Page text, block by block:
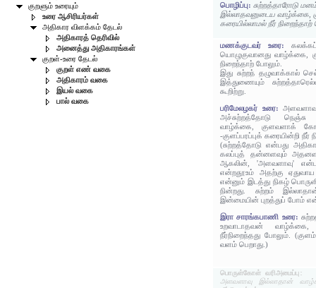
குறளும் உரையும்
உரை ஆசிரியர்கள்
அதிகார விளக்கம் தேடல்
அதிகாரத் தெரிவில்
அனைத்து அதிகாரங்கள்
குறள்-உரை தேடல்
குறள் எண் வகை
அதிகாரம் வகை
இயல் வகை
பால் வகை
பொழிப்பு: சுற்றத்தாரோடு
இல்லாதவனுடைய வாழ்க்கை,
கரையில்லாமல் நீர் நிறைந்தாற்
மணக்குடவர் உரை:
யொழுகுவானது வாழ்க்கை,
நிறைந்தாற் போலும்.
இது சுற்றந் தழுவாக்கால்
இத்துணையும்
கூறிற்று.
பரிமேலழகர் உரை:
அச்சுற்றத்தோடு
வாழ்க்கை, குளவளாக்
-குளப்பரப்புக் கரையின்றி நீர்
(சுற்றத்தோடு என்பது
கலப்புத் தன்னளவும்
ஆகலின், 'அளவளாவு'
என்றதூஉம் அதற்கு
என்னும் இடத்து நிகழ்
நின்றது. சுற்றம்
இன்மையின் புறத்துப் போம்
இரா சாரங்கபாணி உரை:
உறவாடாதவன் வாழ்க்கை,
நீர்நிறைந்தது போலும்.
வளம் பெறாது.)
பொருள்கோள் வரிஅமைப்பு:
அளவளாவு இல்லாதான்